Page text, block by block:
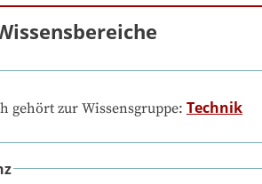
gehört zur Wissensgruppe: Technik